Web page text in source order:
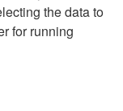
the data to
for running